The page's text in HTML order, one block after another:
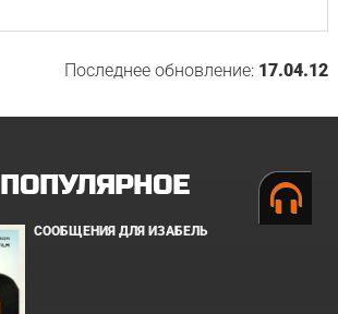
Последнее обновление: 17.04.12
ПОПУЛЯРНОЕ
СООБЩЕНИЯ ДЛЯ ИЗАБЕЛЬ